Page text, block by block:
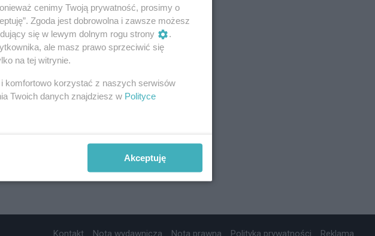
Kontakt Nota wydawnicza Nota prawna Polityka prywatności Reklama
cenimy Twoją prywatność, prosimy o
Zgoda jest dobrowolna i zawsze możesz
się w lewym dolnym rogu strony
.
ale masz prawo sprzeciwić się
na tej witrynie.
komfortowo korzystać z naszych serwisów
Twoich danych znajdziesz w Polityce
Akceptuję